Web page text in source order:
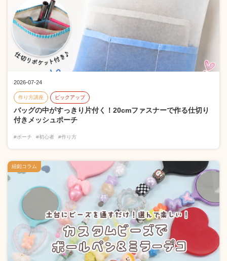
2026-07-24
作り方講座 ピックアップ
バッグの中がすっきり片付く！20cmファスナーで作る仕切り
付きメッシュポーチ
#ポーチ #初心者 #作り方
紐釦コラム